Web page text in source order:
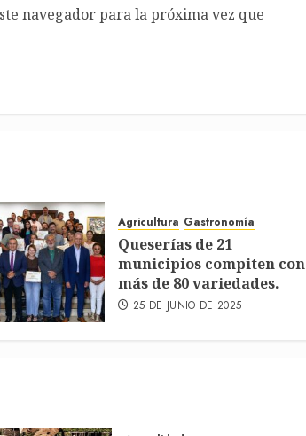
navegador para la próxima vez que
Agricultura Gastronomía
Queserías de 21
municipios compiten con
más de 80 variedades.
25 DE JUNIO DE 2025